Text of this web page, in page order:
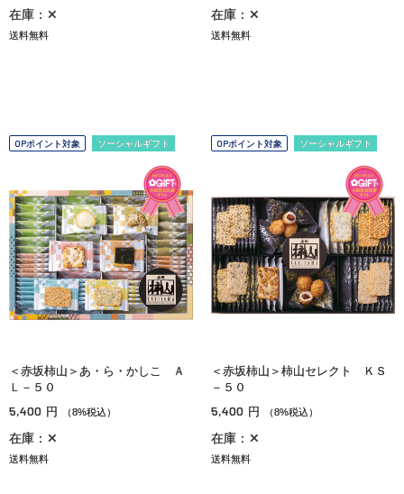
在庫：✕
送料無料
在庫：✕
送料無料
OPポイント対象 ソーシャルギフト
＜赤坂柿山＞あ・ら・かしこ Ａ
Ｌ－５０
5,400 円 （8%税込）
在庫：✕
送料無料
OPポイント対象 ソーシャルギフト
＜赤坂柿山＞柿山セレクト ＫＳ
－５０
5,400 円 （8%税込）
在庫：✕
送料無料